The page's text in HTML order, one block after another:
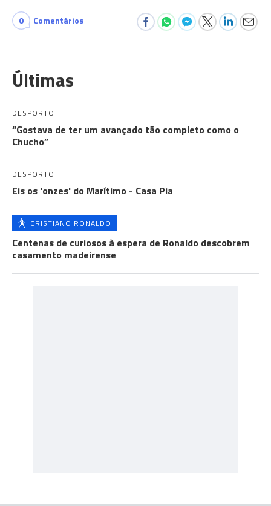
0 Comentários
Últimas
DESPORTO
“Gostava de ter um avançado tão completo como o
Chucho”
DESPORTO
Eis os 'onzes' do Marítimo - Casa Pia
CRISTIANO RONALDO
Centenas de curiosos à espera de Ronaldo descobrem
casamento madeirense